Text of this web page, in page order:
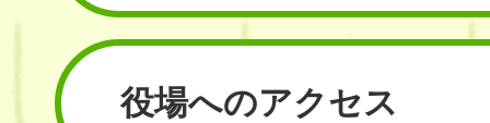
役場へのアクセス